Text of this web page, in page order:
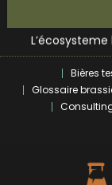
to
contentZoumaï :
L’intelligence
BrewDog
Bières et
Bières
Glossaire